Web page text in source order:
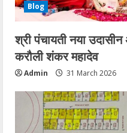
Blog
श्री पंचायती नया
करौली शंकर महादेव
Admin 31 March 2026